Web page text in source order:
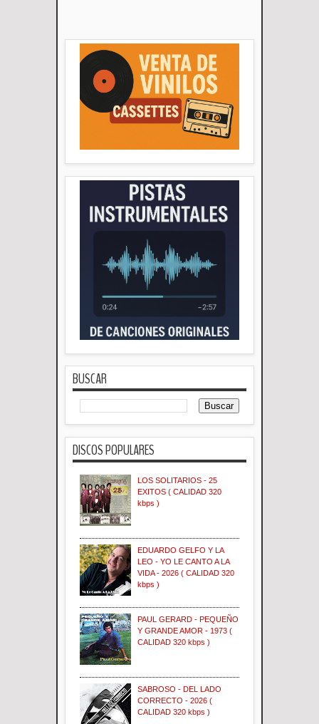
BUSCAR
DISCOS POPULARES
LOS SOLITARIOS - 25
EXITOS ( CALIDAD 320
kbps )
EDUARDO GELFO Y LA
LEO - YO LE CANTO A LA
VIDA - 2026 ( CALIDAD 320
kbps )
PAUL GERARD - PEQUEÑO
Y GRANDE AMOR - 1973 (
CALIDAD 320 kbps )
SABROSO - DEL LADO
CORRECTO - 2026 (
CALIDAD 320 kbps )